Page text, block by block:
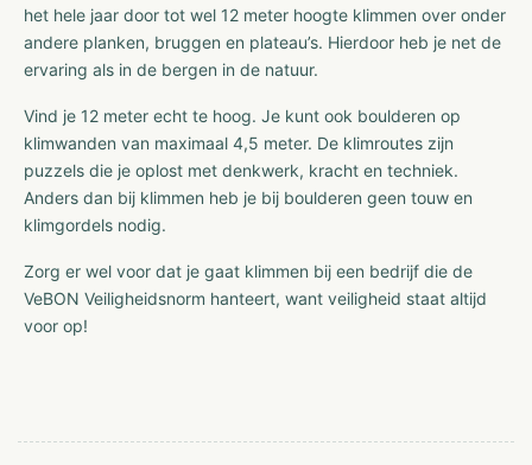
het hele jaar door tot wel 12 meter hoogte klimmen over onder
andere planken, bruggen en plateau’s. Hierdoor heb je net de
ervaring als in de bergen in de natuur.
Vind je 12 meter echt te hoog. Je kunt ook boulderen op
klimwanden van maximaal 4,5 meter. De klimroutes zijn
puzzels die je oplost met denkwerk, kracht en techniek.
Anders dan bij klimmen heb je bij boulderen geen touw en
klimgordels nodig.
Zorg er wel voor dat je gaat klimmen bij een bedrijf die de
VeBON Veiligheidsnorm hanteert, want veiligheid staat altijd
voor op!